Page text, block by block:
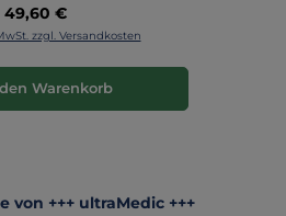
Regulärer Preis:
49,60 €
zzgl. Versandkosten
Warenkorb
von +++ ultraMedic +++